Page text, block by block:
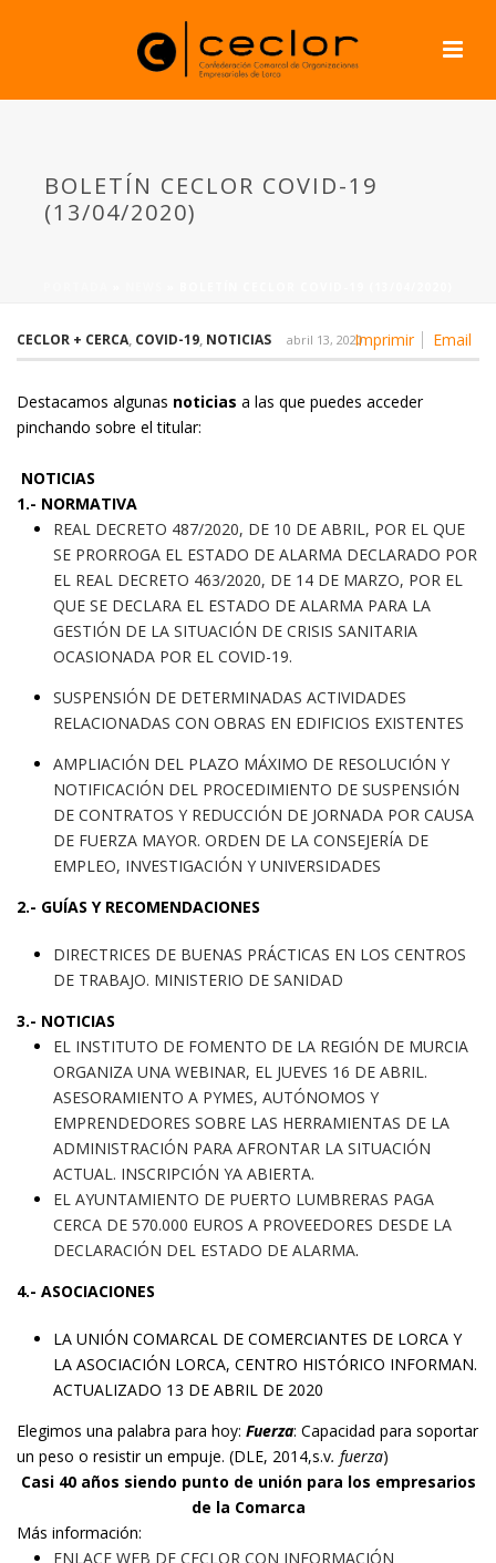
BOLETÍN CECLOR COVID-19
(13/04/2020)
Imprimir Email
CECLOR + CERCA, COVID-19, NOTICIAS abril 13, 2020
Destacamos algunas noticias a las que puedes acceder
pinchando sobre el titular:
NOTICIAS
1.- NORMATIVA
REAL DECRETO 487/2020, DE 10 DE ABRIL, POR EL QUE
SE PRORROGA EL ESTADO DE ALARMA DECLARADO POR
EL REAL DECRETO 463/2020, DE 14 DE MARZO, POR EL
QUE SE DECLARA EL ESTADO DE ALARMA PARA LA
GESTIÓN DE LA SITUACIÓN DE CRISIS SANITARIA
OCASIONADA POR EL COVID-19.
SUSPENSIÓN DE DETERMINADAS ACTIVIDADES
RELACIONADAS CON OBRAS EN EDIFICIOS EXISTENTES
AMPLIACIÓN DEL PLAZO MÁXIMO DE RESOLUCIÓN Y
NOTIFICACIÓN DEL PROCEDIMIENTO DE SUSPENSIÓN
DE CONTRATOS Y REDUCCIÓN DE JORNADA POR CAUSA
DE FUERZA MAYOR. ORDEN DE LA CONSEJERÍA DE
EMPLEO, INVESTIGACIÓN Y UNIVERSIDADES
2.- GUÍAS Y RECOMENDACIONES
DIRECTRICES DE BUENAS PRÁCTICAS EN LOS CENTROS
DE TRABAJO. MINISTERIO DE SANIDAD
3.- NOTICIAS
EL INSTITUTO DE FOMENTO DE LA REGIÓN DE MURCIA
ORGANIZA UNA WEBINAR, EL JUEVES 16 DE ABRIL.
ASESORAMIENTO A PYMES, AUTÓNOMOS Y
EMPRENDEDORES SOBRE LAS HERRAMIENTAS DE LA
ADMINISTRACIÓN PARA AFRONTAR LA SITUACIÓN
ACTUAL. INSCRIPCIÓN YA ABIERTA.
EL AYUNTAMIENTO DE PUERTO LUMBRERAS PAGA
CERCA DE 570.000 EUROS A PROVEEDORES DESDE LA
DECLARACIÓN DEL ESTADO DE ALARMA.
4.- ASOCIACIONES
LA UNIÓN COMARCAL DE COMERCIANTES DE LORCA Y
LA ASOCIACIÓN LORCA, CENTRO HISTÓRICO INFORMAN.
ACTUALIZADO 13 DE ABRIL DE 2020
Elegimos una palabra para hoy: Fuerza: Capacidad para soportar
un peso o resistir un empuje. (DLE, 2014,s.v. fuerza)
Casi 40 años siendo punto de unión para los empresarios
de la Comarca
Más información:
ENLACE WEB DE CECLOR CON INFORMACIÓN